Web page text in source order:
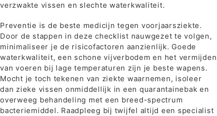
verzwakte vissen en slechte waterkwaliteit.
Preventie is de beste medicijn tegen voorjaarsziekte.
Door de stappen in deze checklist nauwgezet te volgen,
minimaliseer je de risicofactoren aanzienlijk. Goede
waterkwaliteit, een schone vijverbodem en het vermijden
van voeren bij lage temperaturen zijn je beste wapens.
Mocht je toch tekenen van ziekte waarnemen, isoleer
dan zieke vissen onmiddellijk in een quarantainebak en
overweeg behandeling met een breed-spectrum
bacteriemiddel. Raadpleeg bij twijfel altijd een specialist